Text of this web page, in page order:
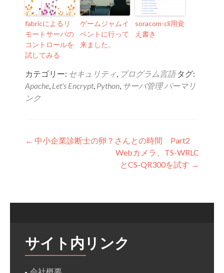
fabricによるリ
モートサーバの
コントロールを
試してみる
ゲームジャムイ
ベントに行って
来ました。
soracom-cli用覚
え書き
カテゴリー: セキュリティ, プログラム言語タグ:
Apache, Let's Encrypt, Python, サーバ管理 パーマリ
ンク
投稿ナビゲーション
← 中小企業診断士の卵？さんとの時間 Part2
Webカメラ、TS-WRLC
とCS-QR300を試す →
サイト内リンク